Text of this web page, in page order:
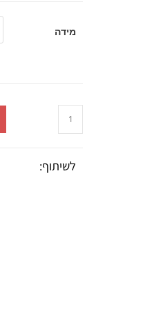
מידה
לשיתוף: